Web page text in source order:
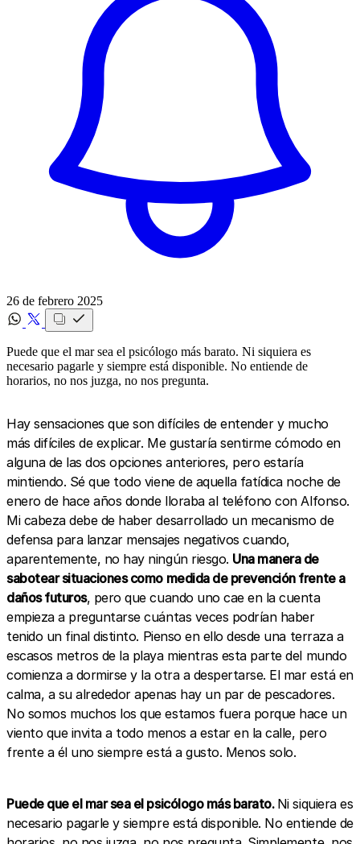
26 de febrero 2025
Puede que el mar sea el psicólogo más barato. Ni siquiera es
necesario pagarle y siempre está disponible. No entiende de
horarios, no nos juzga, no nos pregunta.
Hay sensaciones que son difíciles de entender y mucho
más difíciles de explicar. Me gustaría sentirme cómodo en
alguna de las dos opciones anteriores, pero estaría
mintiendo. Sé que todo viene de aquella fatídica noche de
enero de hace años donde lloraba al teléfono con Alfonso.
Mi cabeza debe de haber desarrollado un mecanismo de
defensa para lanzar mensajes negativos cuando,
aparentemente, no hay ningún riesgo. Una manera de
sabotear situaciones como medida de prevención frente a
daños futuros, pero que cuando uno cae en la cuenta
empieza a preguntarse cuántas veces podrían haber
tenido un final distinto. Pienso en ello desde una terraza a
escasos metros de la playa mientras esta parte del mundo
comienza a dormirse y la otra a despertarse. El mar está en
calma, a su alrededor apenas hay un par de pescadores.
No somos muchos los que estamos fuera porque hace un
viento que invita a todo menos a estar en la calle, pero
frente a él uno siempre está a gusto. Menos solo.
Puede que el mar sea el psicólogo más barato. Ni siquiera es
necesario pagarle y siempre está disponible. No entiende de